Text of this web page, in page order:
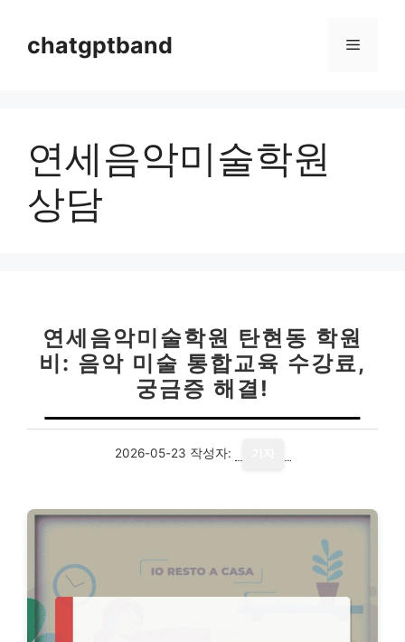
chatgptband 메
연세음악미술학원
상담
연세음악미술학원 탄현동 학원
비: 음악 미술 통합교육 수강료,
궁금증 해결!
2026-05-23 작성자: